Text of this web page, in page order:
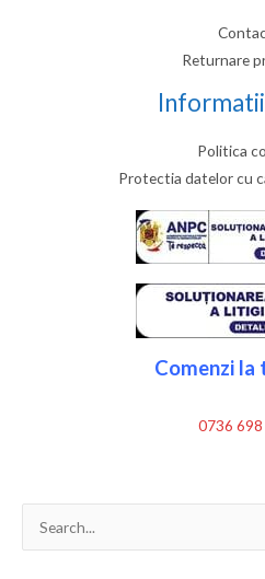
Returnare
Politica
Protectia datelor cu
Comenzi la
0736
Search